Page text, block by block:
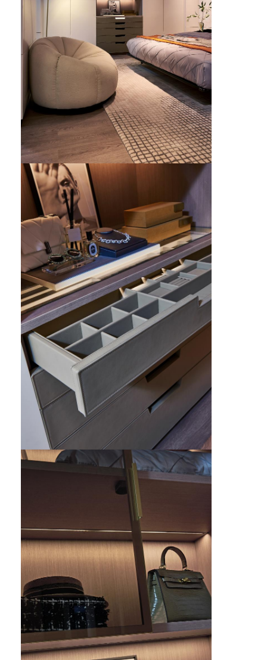
হোটেল আসবাবপত্র
ভিলা আসবাবপত্র
অ্যাপার্টমেন্টের আসবাবপত্র
বাণিজ্যিক ক্লাবের আসবাবপত্র
ডাইনিং রুমের আসবাবপত্র
অফিস আসবাব
আসবাবপত্র
সজ্জিত আসবাবপত্র